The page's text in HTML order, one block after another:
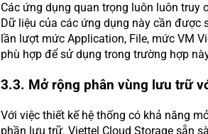
Các ứng dụng quan trọng luôn luôn truy
Dữ liệu của các ứng dụng này cần được
lần lượt mức Application, File, mức VM
phù hợp để sử dụng trong trường hợp
3.3. Mở rộng phân vùng lưu trữ
Với việc thiết kế hệ thống có khả năng
phần lưu trữ. Viettel Cloud Storage sẵn